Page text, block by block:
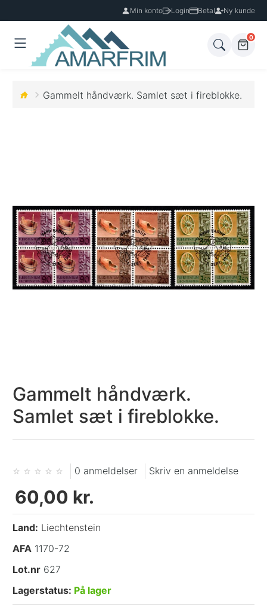
Min konto Login Betal Ny kunde
0
Gammelt håndværk. Samlet sæt i fireblokke.
Gammelt håndværk.
Samlet sæt i fireblokke.
0 anmeldelser Skriv en anmeldelse
60,00 kr.
Land: Liechtenstein
AFA 1170-72
Lot.nr 627
Lagerstatus: På lager